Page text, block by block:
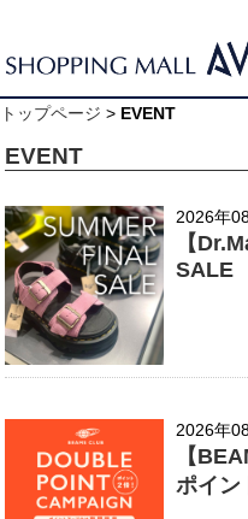
トップページ > EVENT
EVENT
2026年
【
SALE
2026年
【
ポイン